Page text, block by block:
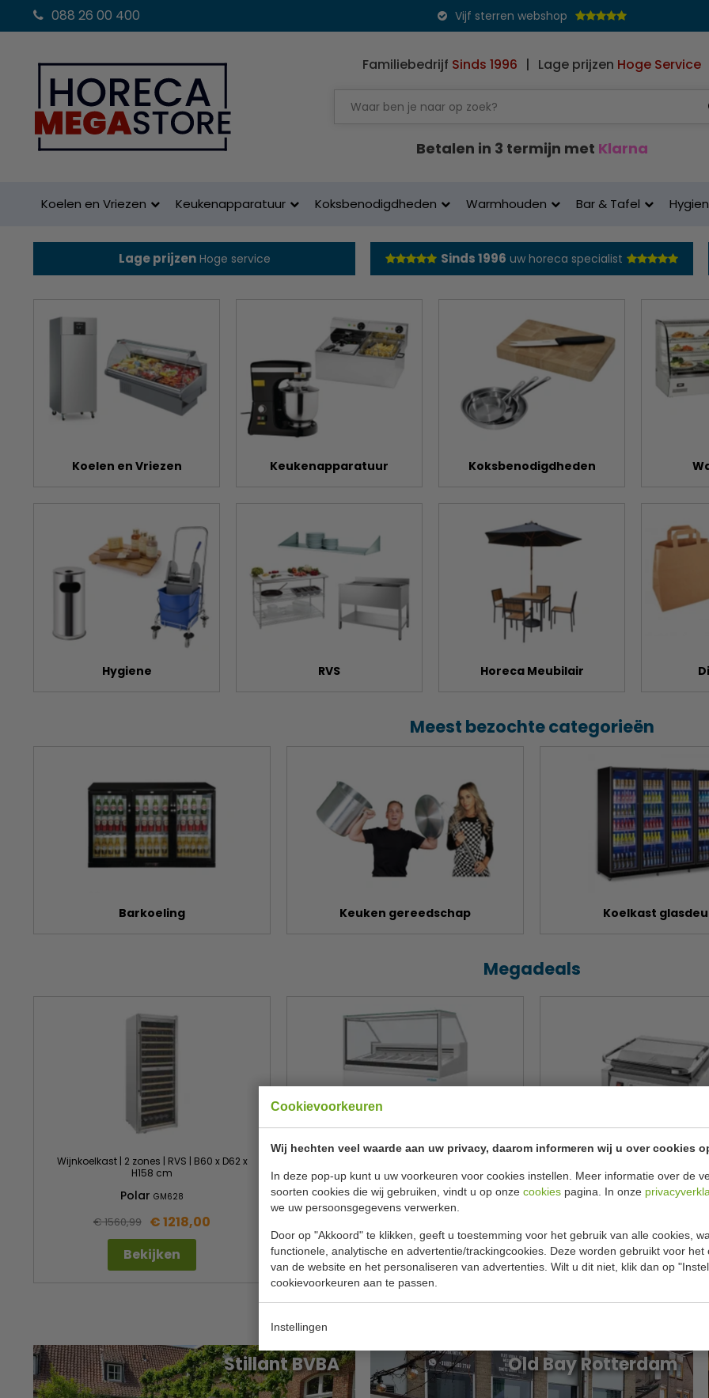
Cookievoorkeuren
Wij hechten veel waarde aan uw privacy, daarom informeren wij u over cookies
In deze pop-up kunt u uw voorkeuren voor cookies instellen. Meer informatie over de
soorten cookies die wij gebruiken, vindt u op onze cookies pagina. In onze
we uw persoonsgegevens verwerken.
Door op "Akkoord" te klikken, geeft u toestemming voor het gebruik van alle cookies,
functionele, analytische en advertentie/trackingcookies. Deze worden gebruikt voor het
van de website en het personaliseren van advertenties. Wilt u dit niet, klik dan op
cookievoorkeuren aan te passen.
Instellingen
088 26 00 400 Vijf sterren webshop
Familiebedrijf Sinds 1996 | Lage prijzen Hoge Service
Betalen in 3 termijn met Klarna
Koelen en Vriezen Keukenapparatuur Koksbenodigdheden Warmhouden Bar & Tafel
Lage prijzenHoge service Sinds 1996 uw horeca specialist
Koelen en Vriezen Keukenapparatuur Koksbenodigdheden
Hygiene RVS Horeca Meubilair
Meest bezochte categorieën
Barkoeling Keuken gereedschap Koelkast
Megadeals
Wijnkoelkast | 2 zones | RVS | B60 x D62 x
H158 cm
Polar GM628
€ 1560,99 € 1218,00
Bekijken
H128 cm | 6 bakken
PolarUA058
Bekijken
x D31 x H20 cm
BuffaloCU608
Bekijken
Stillant BVBA Old Bay Rotterdam